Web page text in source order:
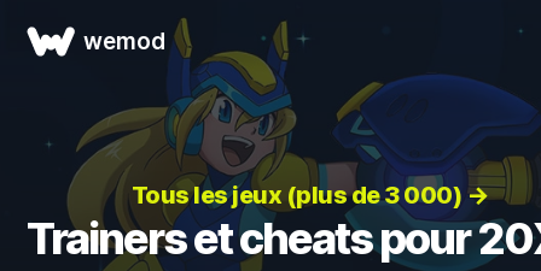
wemod
Tous les jeux (plus de 3 000) →
Trainers et cheats pour